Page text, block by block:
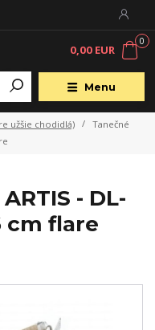
Menu
0
0,00 EUR
užšie chodidlá)
Tanečné
- DL-
cm flare